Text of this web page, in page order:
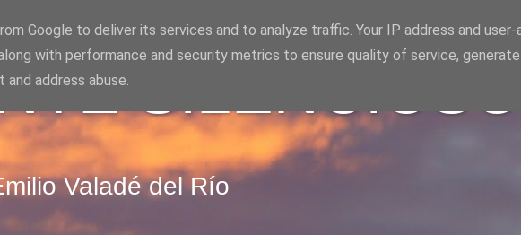
SILENCIOSO
Valadé del Río
Google to deliver its services and to analyze traffic. Your IP address and user-
with performance and security metrics to ensure quality of service,
address abuse.